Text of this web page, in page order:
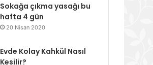
Sokağa çıkma yasağı bu
hafta 4 gün
20 Nisan 2020
Evde Kolay Kahkül Nasıl
Kesilir?